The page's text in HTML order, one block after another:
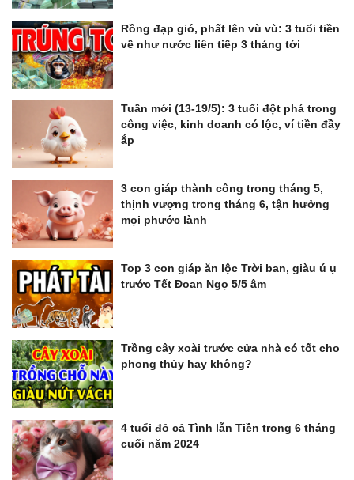
Rồng đạp gió, phất lên vù vù: 3 tuổi tiền
về như nước liên tiếp 3 tháng tới
Tuần mới (13-19/5): 3 tuổi đột phá trong
công việc, kinh doanh có lộc, ví tiền đầy
ắp
3 con giáp thành công trong tháng 5,
thịnh vượng trong tháng 6, tận hưởng
mọi phước lành
Top 3 con giáp ăn lộc Trời ban, giàu ú ụ
trước Tết Đoan Ngọ 5/5 âm
Trồng cây xoài trước cửa nhà có tốt cho
phong thủy hay không?
4 tuổi đỏ cả Tình lẫn Tiền trong 6 tháng
cuối năm 2024